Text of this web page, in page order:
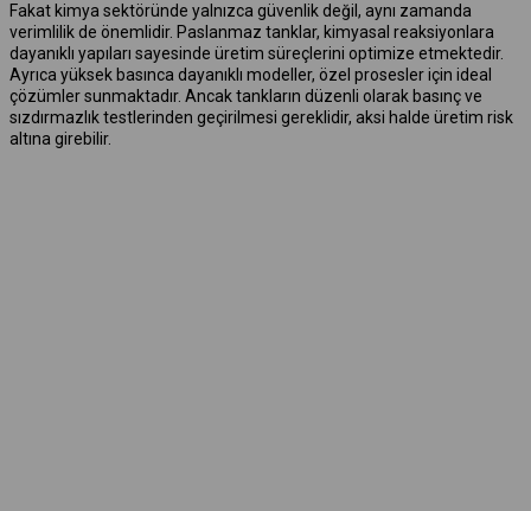
Fakat kimya sektöründe yalnızca güvenlik değil, aynı zamanda
verimlilik de önemlidir. Paslanmaz tanklar, kimyasal reaksiyonlara
dayanıklı yapıları sayesinde üretim süreçlerini optimize etmektedir.
Ayrıca yüksek basınca dayanıklı modeller, özel prosesler için ideal
çözümler sunmaktadır. Ancak tankların düzenli olarak basınç ve
sızdırmazlık testlerinden geçirilmesi gereklidir, aksi halde üretim risk
altına girebilir.